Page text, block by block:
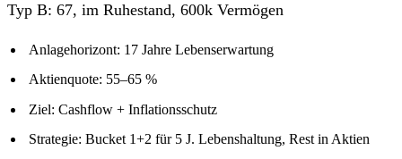
Typ B: 67, im Ruhestand, 600k Vermögen
Anlagehorizont: 17 Jahre Lebenserwartung
Aktienquote: 55–65 %
Ziel: Cashflow + Inflationsschutz
Strategie: Bucket 1+2 für 5 J. Lebenshaltung, Rest in Aktien